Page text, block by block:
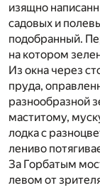
изящно
садовых и
подобранный.
на котором
Из окна через
пруда,
разнообразной
маститому,
лодка с
лениво
За Горбатым
левом от